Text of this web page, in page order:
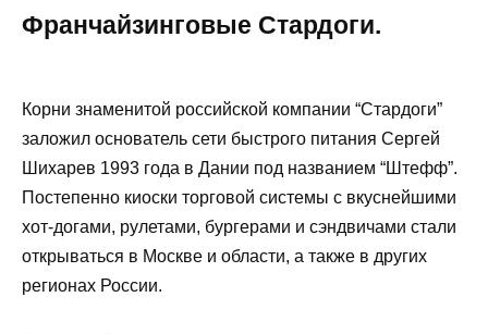
Франчайзинговые Стардоги.
Корни знаменитой российской компании “Стардоги”
заложил основатель сети быстрого питания Сергей
Шихарев 1993 года в Дании под названием “Штефф”.
Постепенно киоски торговой системы с вкуснейшими
хот-догами, рулетами, бургерами и сэндвичами стали
открываться в Москве и области, а также в других
регионах России.